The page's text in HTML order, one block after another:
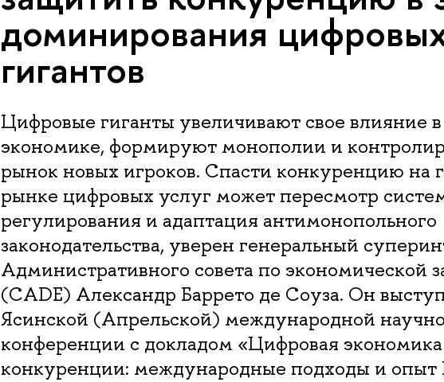
доминирования
гигантов
Цифровые гиганты увеличивают свое влияние
экономике, формируют монополии и
рынок новых игроков. Спасти конкуренцию на
рынке цифровых услуг может пересмотр
регулирования и адаптация антимонопольного
законодательства, уверен генеральный
Административного совета по экономической
(CADE) Александр Баррето де Соуза. Он
Ясинской (Апрельской) международной
конференции с докладом «Цифровая
конкуренции: международные подходы и опыт